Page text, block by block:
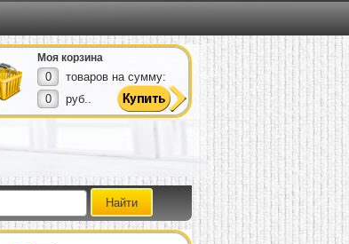
Моя корзина
0
товаров на сумму:
0
руб..